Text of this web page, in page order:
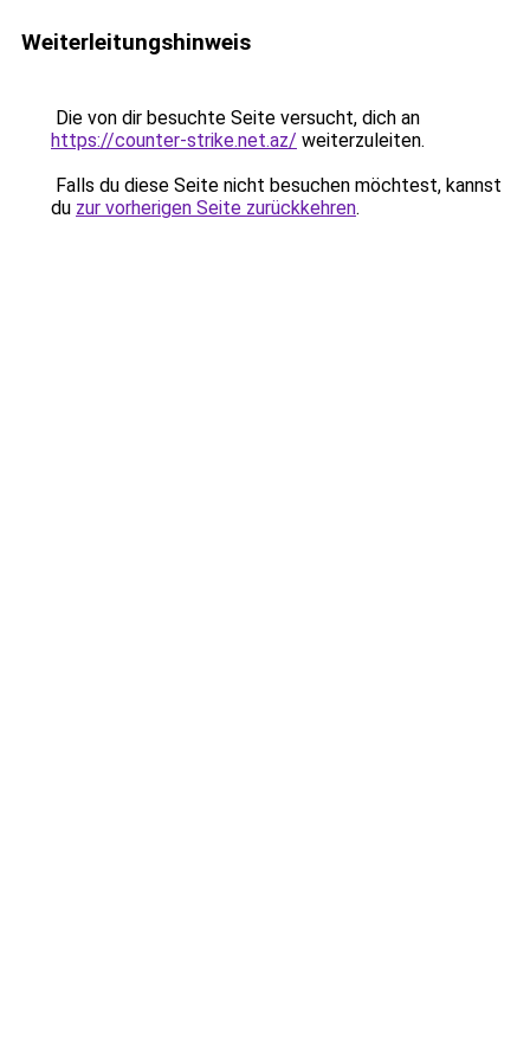
Weiterleitungshinweis
Die von dir besuchte Seite versucht, dich an
https://counter-strike.net.az/ weiterzuleiten.
Falls du diese Seite nicht besuchen möchtest, kannst
du zur vorherigen Seite zurückkehren.